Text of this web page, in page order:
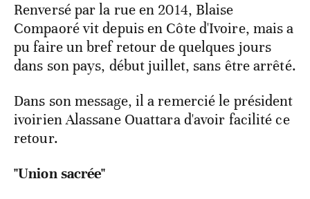
Renversé par la rue en 2014, Blaise
Compaoré vit depuis en Côte d'Ivoire, mais a
pu faire un bref retour de quelques jours
dans son pays, début juillet, sans être arrêté.
Dans son message, il a remercié le président
ivoirien Alassane Ouattara d'avoir facilité ce
retour.
"Union sacrée"